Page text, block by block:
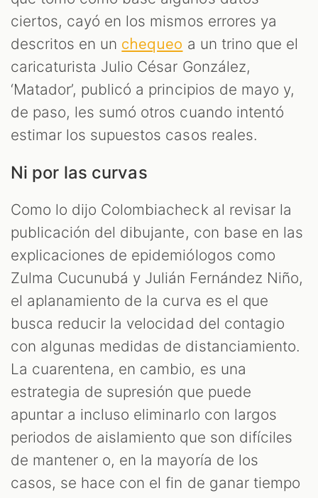
ciertos, cayó en los mismos errores ya
descritos en un chequeo a un trino que el
caricaturista Julio César González,
‘Matador’, publicó a principios de mayo y,
de paso, les sumó otros cuando intentó
estimar los supuestos casos reales.
Ni por las curvas
Como lo dijo Colombiacheck al revisar la
publicación del dibujante, con base en las
explicaciones de epidemiólogos como
Zulma Cucunubá y Julián Fernández Niño,
el aplanamiento de la curva es el que
busca reducir la velocidad del contagio
con algunas medidas de distanciamiento.
La cuarentena, en cambio, es una
estrategia de supresión que puede
apuntar a incluso eliminarlo con largos
periodos de aislamiento que son difíciles
de mantener o, en la mayoría de los
casos, se hace con el fin de ganar tiempo